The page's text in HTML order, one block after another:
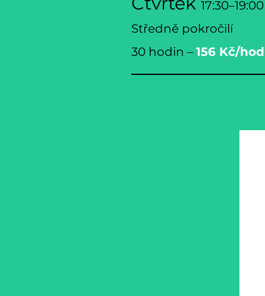
17:30–19:00
Středně pokročilí
30 hodin – 156 Kč/hod